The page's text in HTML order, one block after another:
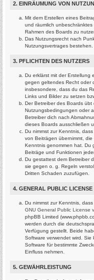
2. EINRÄUMUNG VON
Mit dem Erstellen eines
und räumlich
Rahmen des Boards zu
Das Nutzungsrecht nach
Nutzungsvertrages bestehen.
3. PFLICHTEN DES NUTZERS
Du erklärst mit der Erstellung
gegen geltendes Recht oder
insbesondere, dass du das
Links und Bilder zu setzen
Der Betreiber des Boards
Nutzungsbedingungen oder
Betreiber dich nach
dieses Boards ausschließen
Du nimmst zur Kenntnis,
von Beiträgen übernimmt,
Kenntnis genommen hat. Du
Beiträge und Funktionen
Du gestattest dem Betreiber
sie gegen o. g. Regeln
Dritten Schaden zuzufügen.
4. GENERAL PUBLIC LICENSE
Du nimmst zur Kenntnis,
GNU General Public License
phpBB Limited
werden durch die
Verfügung gestellt. Beide
Software verwendet wird.
Software für bestimmte
Einfluss nehmen.
5. GEWÄHRLEISTUNG